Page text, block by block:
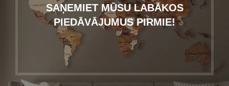
SAŅEMIET MŪSU LABĀKOS
PIEDĀVĀJUMUS PIRMIE!